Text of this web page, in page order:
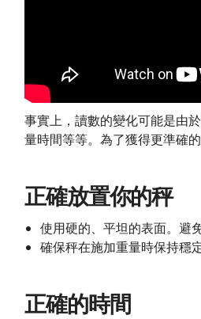
事實上，讀數的變化可能是由
量時間等等。為了獲得更準確
正確放置你的秤
使用硬的、平坦的表面。避
確保秤在施加重量時保持穩定
正確的時間